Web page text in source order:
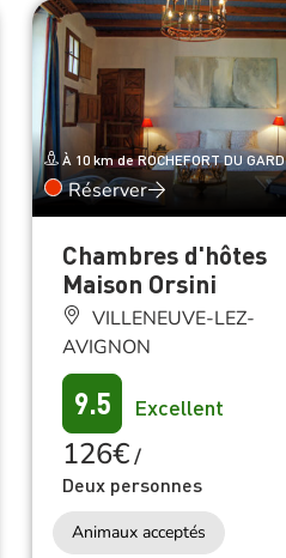
À 10 km de ROCHEFORT DU GARD
Réserver
Chambres d'hôtes
Maison Orsini
VILLENEUVE-LEZ-
AVIGNON
9.5 Excellent
126€/
Deux personnes
Animaux acceptés